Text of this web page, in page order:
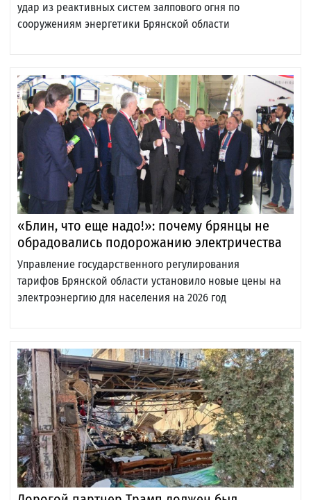
удар из реактивных систем залпового огня по
сооружениям энергетики Брянской области
«Блин, что еще надо!»: почему брянцы не
обрадовались подорожанию электричества
Управление государственного регулирования
тарифов Брянской области установило новые цены на
электроэнергию для населения на 2026 год